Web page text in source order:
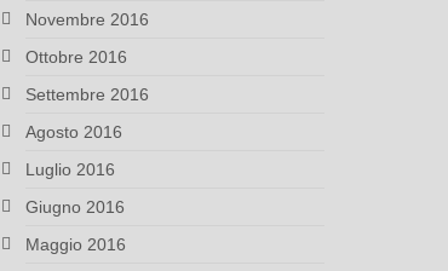
Novembre 2016
Ottobre 2016
Settembre 2016
Agosto 2016
Luglio 2016
Giugno 2016
Maggio 2016